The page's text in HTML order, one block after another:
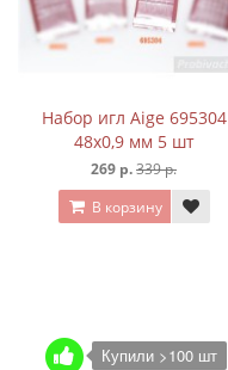
Набор игл Aige 695304
48х0,9 мм 5 шт
269 р.339 р.
В корзину
Купили >100 шт